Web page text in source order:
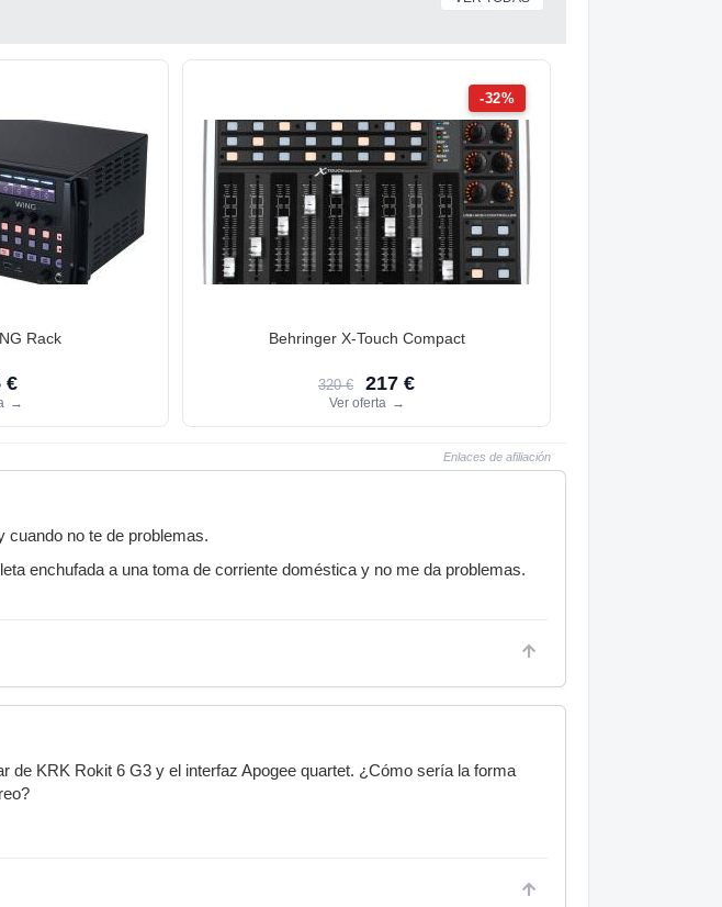
Rack
€
→
-32%
Behringer X-Touch Compact
320 € 217 €
Ver oferta →
Enlaces de afiliación
cuando no te de problemas.
enchufada a una toma de corriente doméstica y no me da problemas.
de KRK Rokit 6 G3 y el interfaz Apogee quartet. ¿Cómo sería la forma